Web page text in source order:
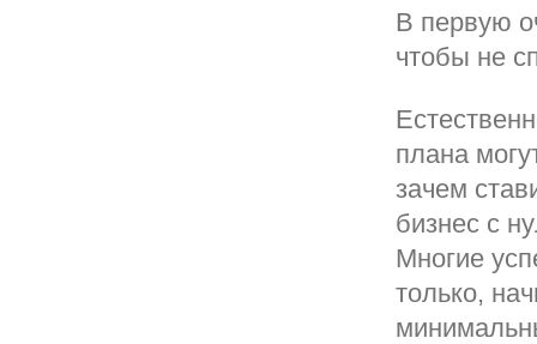
В первую
чтобы не
плана
зачем
бизнес с
Многие
только,